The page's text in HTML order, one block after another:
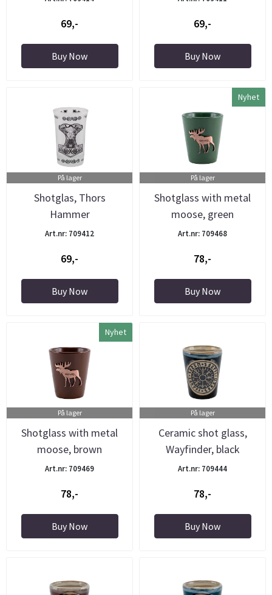
69,-
Buy Now
69,-
Buy Now
På lager
Shotglas, Thors
Hammer
Art.nr: 709412
69,-
Buy Now
Nyhet
På lager
Shotglass with metal
moose, green
Art.nr: 709468
78,-
Buy Now
Nyhet
På lager
Shotglass with metal
moose, brown
Art.nr: 709469
78,-
Buy Now
På lager
Ceramic shot glass,
Wayfinder, black
Art.nr: 709444
78,-
Buy Now